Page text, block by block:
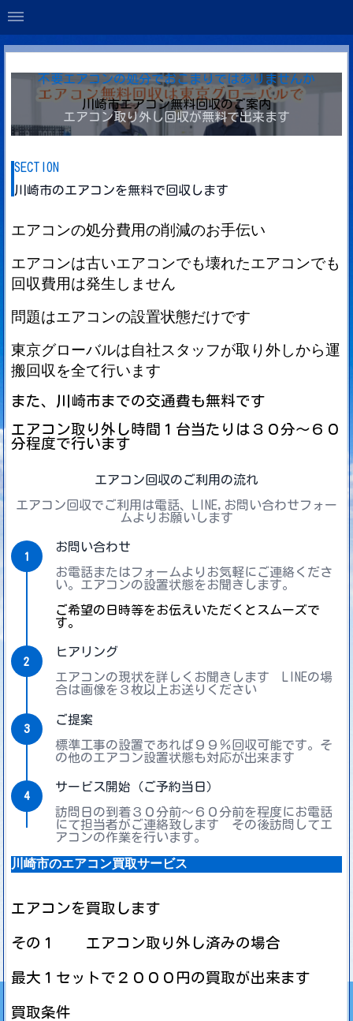
不要エアコンの処分でおこまりではありませんか
川崎市エアコン無料回収のご案内
エアコン取り外し回収が無料で出来ます
SECTION
川崎市のエアコンを無料で回収します
エアコンの処分費用の削減のお手伝い
エアコンは古いエアコンでも壊れたエアコンでも
回収費用は発生しません
問題はエアコンの設置状態だけです
東京グローバルは自社スタッフが取り外しから運
搬回収を全て行います
また、川崎市までの交通費も無料です
エアコン取り外し時間１台当たりは３０分～６０
分程度で行います
エアコン回収のご利用の流れ
エアコン回収でご利用は電話、LINE,お問い合わせフォー
ムよりお願いします
1
お問い合わせ
お電話またはフォームよりお気軽にご連絡くださ
い。エアコンの設置状態をお聞きします。
ご希望の日時等をお伝えいただくとスムーズで
す。
2
ヒアリング
エアコンの現状を詳しくお聞きします LINEの場
合は画像を３枚以上お送りください
3
ご提案
標準工事の設置であれば９９％回収可能です。そ
の他のエアコン設置状態も対応が出来ます
4
サービス開始（ご予約当日）
訪問日の到着３０分前～６０分前を程度にお電話
にて担当者がご連絡致します その後訪問してエ
アコンの作業を行います。
川崎市のエアコン買取サービス
エアコンを買取します
その１ エアコン取り外し済みの場合
最大１セットで２０００円の買取が出来ます
買取条件